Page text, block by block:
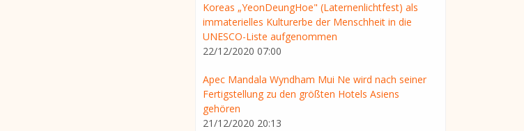
Koreas „YeonDeungHoe" (Laternenlichtfest) als
immaterielles Kulturerbe der Menschheit in die
UNESCO-Liste aufgenommen
22/12/2020 07:00
Apec Mandala Wyndham Mui Ne wird nach seiner
Fertigstellung zu den größten Hotels Asiens
gehören
21/12/2020 20:13